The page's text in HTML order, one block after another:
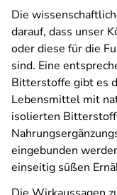
Die
darauf, dass unser
oder diese für die
sind. Eine
Bitterstoffe gibt es
Lebensmittel mit
isolierten
eingebunden
einseitig süßen